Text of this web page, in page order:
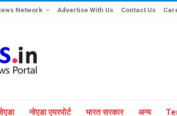
Network Advertise With Us Contact Us
नोएडा एयरपोर्ट भारत सरकार अन्य